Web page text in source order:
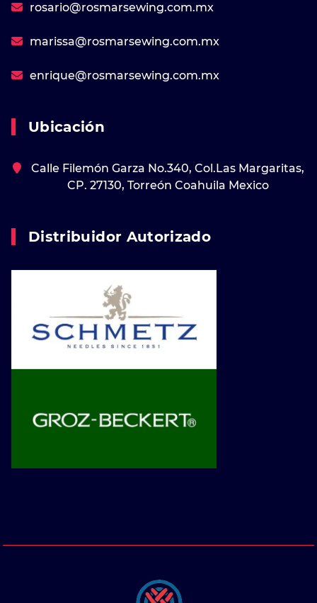
rosario@rosmarsewing.com.mx
marissa@rosmarsewing.com.mx
enrique@rosmarsewing.com.mx
Ubicación
Calle Filemón Garza No.340, Col.Las Margaritas,
CP. 27130, Torreón Coahuila Mexico
Distribuidor Autorizado